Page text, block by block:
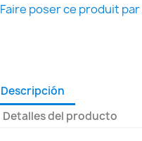
Faire poser ce produit
Descripción
Detalles del producto